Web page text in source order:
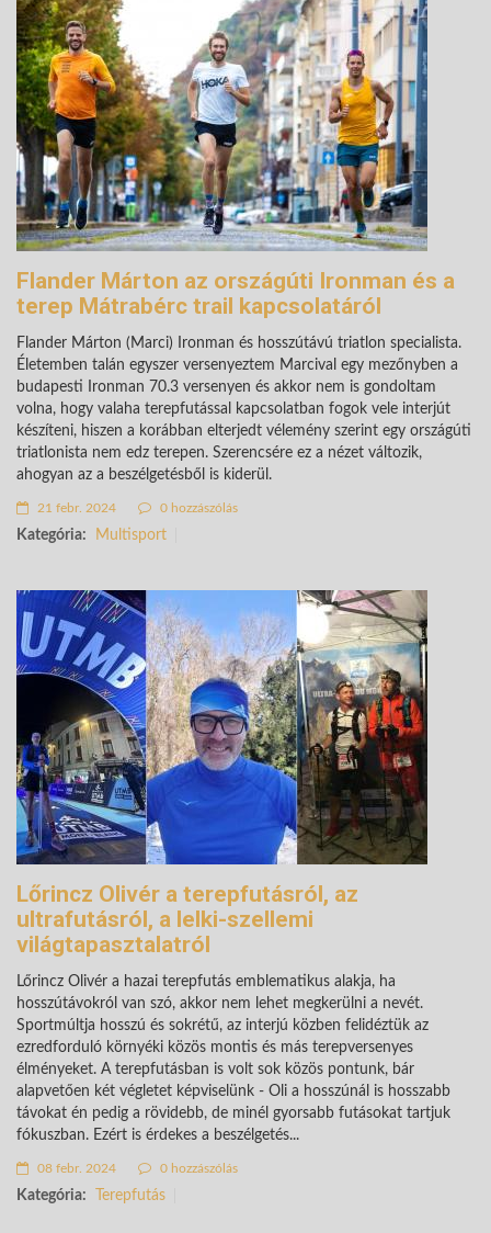
Flander Márton az országúti Ironman és a
terep Mátrabérc trail kapcsolatáról
Flander Márton (Marci) Ironman és hosszútávú triatlon specialista.
Életemben talán egyszer versenyeztem Marcival egy mezőnyben a
budapesti Ironman 70.3 versenyen és akkor nem is gondoltam
volna, hogy valaha terepfutással kapcsolatban fogok vele interjút
készíteni, hiszen a korábban elterjedt vélemény szerint egy országúti
triatlonista nem edz terepen. Szerencsére ez a nézet változik,
ahogyan az a beszélgetésből is kiderül.
21 febr. 2024 0 hozzászólás
Kategória: Multisport
Lőrincz Olivér a terepfutásról, az
ultrafutásról, a lelki-szellemi
világtapasztalatról
Lőrincz Olivér a hazai terepfutás emblematikus alakja, ha
hosszútávokról van szó, akkor nem lehet megkerülni a nevét.
Sportmúltja hosszú és sokrétű, az interjú közben felidéztük az
ezredforduló környéki közös montis és más terepversenyes
élményeket. A terepfutásban is volt sok közös pontunk, bár
alapvetően két végletet képviselünk - Oli a hosszúnál is hosszabb
távokat én pedig a rövidebb, de minél gyorsabb futásokat tartjuk
fókuszban. Ezért is érdekes a beszélgetés...
08 febr. 2024 0 hozzászólás
Kategória: Terepfutás